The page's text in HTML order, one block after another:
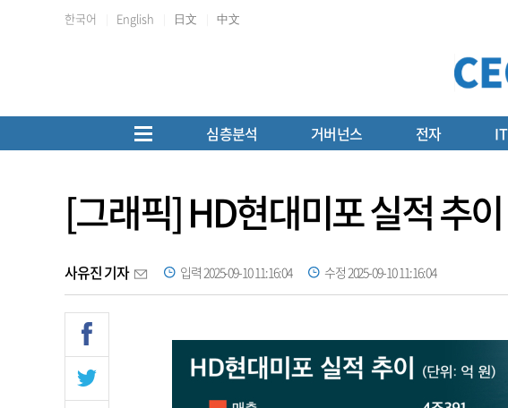
한국어 English 日文 中文
심층분석 거버넌스 전자 IT
[그래픽] HD현대미포 실적 추이
사유진 기자 입력 2025-09-10 11:16:04 수정 2025-09-10 11:16:04